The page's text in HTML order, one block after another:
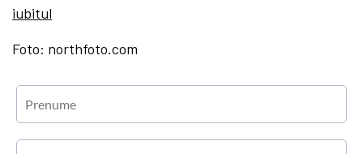
iubitul
Foto: northfoto.com